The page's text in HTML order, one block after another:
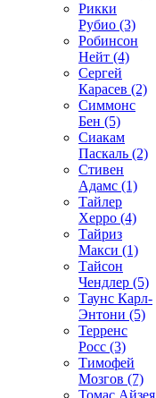
Рикки
Рубио (3)
Робинсон
Нейт (4)
Сергей
Карасев (2)
Симмонс
Бен (5)
Сиакам
Паскаль (2)
Стивен
Адамс (1)
Тайлер
Херро (4)
Тайриз
Макси (1)
Тайсон
Чендлер (5)
Таунс Карл-
Энтони (5)
Терренс
Росс (3)
Тимофей
Мозгов (7)
Томас Айзея